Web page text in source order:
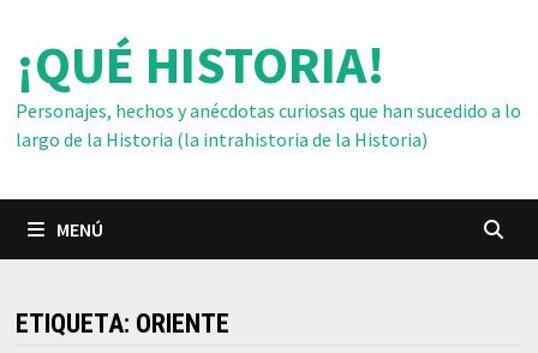
contenido
¡QUÉ HISTORIA!
Personajes, hechos y anécdotas curiosas que han sucedido a lo
largo de la Historia (la intrahistoria de la Historia)
MENÚ
ETIQUETA: ORIENTE